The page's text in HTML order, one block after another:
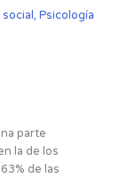
, Psicología
parte
la de los
de las